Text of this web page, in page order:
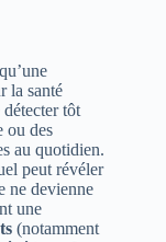
la santé
tôt
ou des
au quotidien.
peut révéler
ne devienne
une
(notamment